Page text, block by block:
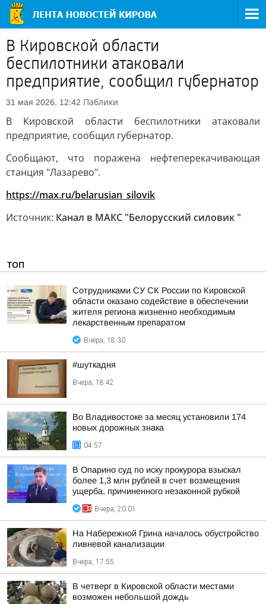
В Кировской области
беспилотники атаковали
предприятие, сообщил губернатор
31 мая 2026, 12:42 Паблики
В Кировской области беспилотники атаковали
предприятие, сообщил губернатор.
Сообщают, что поражена нефтеперекачивающая
станция "Лазарево".
https://max.ru/belarusian_silovik
Источник: Канал в МАКС "Белорусский силовик "
ТОП
Сотрудниками СУ СК России по Кировской
области оказано содействие в обеспечении
жителя региона жизненно необходимым
лекарственным препаратом
Вчера, 18:30
#шуткадня
Вчера, 18:42
Во Владивостоке за месяц установили 174
новых дорожных знака
04:57
В Опарино суд по иску прокурора взыскал
более 1,3 млн рублей в счет возмещения
ущерба, причиненного незаконной рубкой
Вчера, 20:01
На Набережной Грина началось обустройство
ливневой канализации
Вчера, 17:55
В четверг в Кировской области местами
возможен небольшой дождь